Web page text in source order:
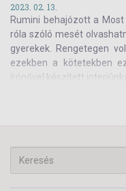
mindegyik könyvről
bele Rumini világában!
2023. 02. 13.
Rumini behajózott a
róla szóló mesét
gyerekek. Rengetegen
ezekben a kötetekben
írónővel készített